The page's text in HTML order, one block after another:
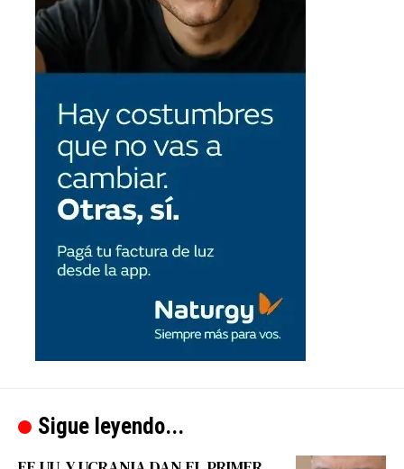
Sigue leyendo...